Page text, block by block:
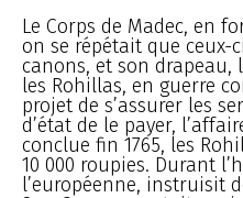
Le Corps de Madec, en
on se répétait que ceux-
canons, et son drapeau,
les Rohillas, en guerre
projet de s’assurer les
d’état de le payer,
conclue fin 1765, les
10 000 roupies. Durant
l’européenne, instruisit